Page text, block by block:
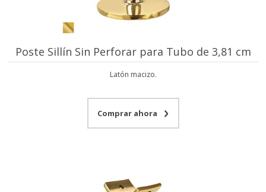
Poste Sillín Sin Perforar para Tubo de 3,81 cm
Latón macizo.
Comprar ahora